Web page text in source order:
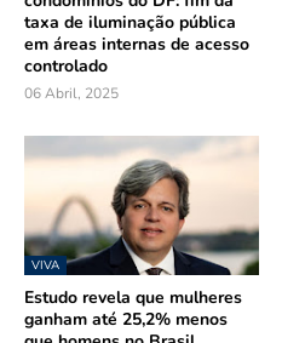
taxa de iluminação pública
em áreas internas de acesso
controlado
06 Abril, 2025
VIVA
Estudo revela que mulheres
ganham até 25,2% menos